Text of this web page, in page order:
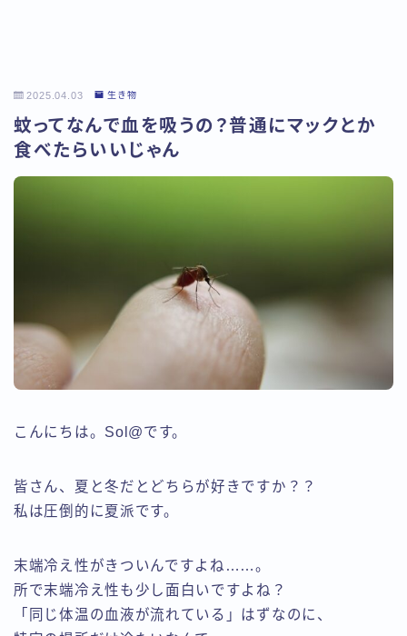
2025.04.03 生き物
蚊ってなんで血を吸うの？普通にマックとか
食べたらいいじゃん
こんにちは。Sol@です。
皆さん、夏と冬だとどちらが好きですか？？
私は圧倒的に夏派です。
末端冷え性がきついんですよね……。
所で末端冷え性も少し面白いですよね？
「同じ体温の血液が流れている」はずなのに、